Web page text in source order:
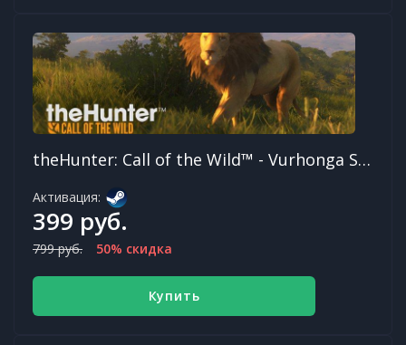
theHunter: Call of the Wild™ - Vurhonga Savanna DLC
Активация:
399 руб.
799 руб. 50% скидка
Купить